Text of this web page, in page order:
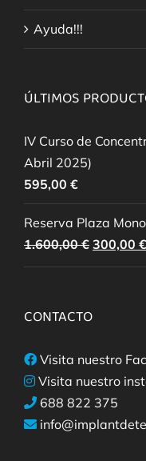
Ayuda!!!
ÚLTIMOS
IV Curso de
Abril 2025)
595,00 €
Reserva Plaza
1.600,00€ El
precio
300,00 €
CONTACTO
Visita nuestro
Visita nuestro
688 822 375